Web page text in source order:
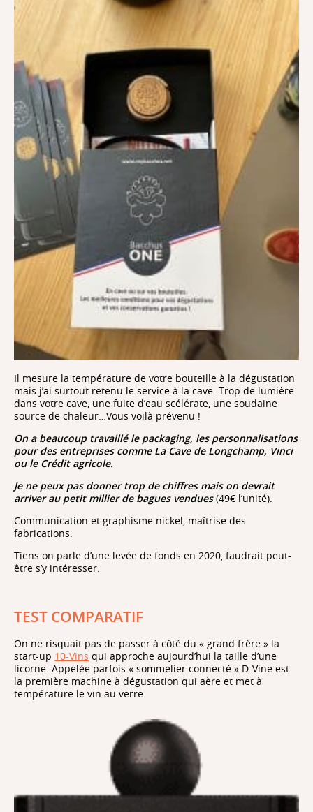
Il mesure la température de votre bouteille à la dégustation
mais j’ai surtout retenu le service à la cave. Trop de lumière
dans votre cave, une fuite d’eau scélérate, une soudaine
source de chaleur…Vous voilà prévenu !
On a beaucoup travaillé le packaging, les personnalisations
pour des entreprises comme La Cave de Longchamp, Vinci
ou le Crédit agricole.
Je ne peux pas donner trop de chiffres mais on devrait
arriver au petit millier de bagues vendues(49€ l’unité).
Communication et graphisme nickel, maîtrise des
fabrications.
Tiens on parle d’une levée de fonds en 2020, faudrait peut-
être s’y intéresser.
TEST COMPARATIF
On ne risquait pas de passer à côté du « grand frère » la
start-up 10-Vins qui approche aujourd’hui la taille d’une
licorne. Appelée parfois « sommelier connecté » D-Vine est
la première machine à dégustation qui aère et met à
température le vin au verre.